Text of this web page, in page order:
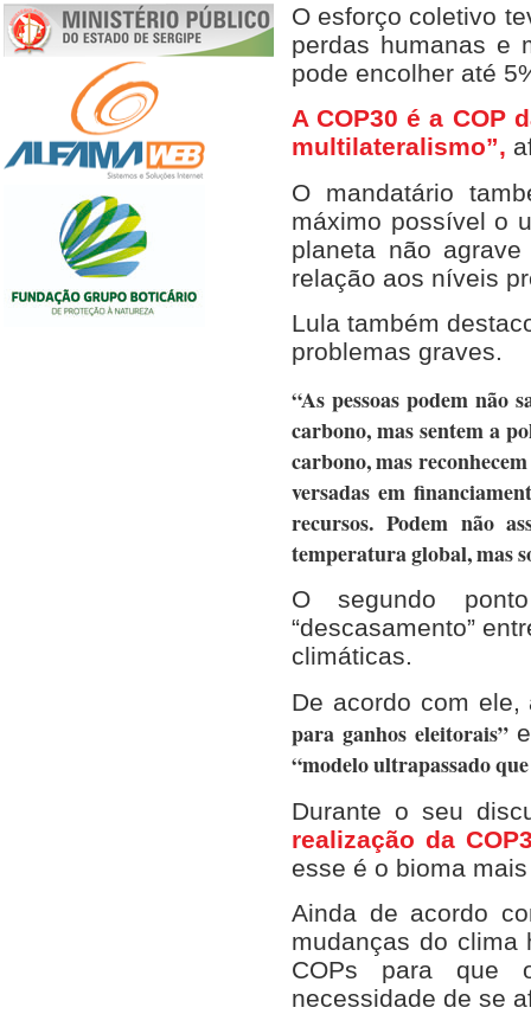
O esforço coletivo
perdas humanas e
pode encolher até
A COP30 é a COP
multilateralismo”,
O mandatário
máximo possível o
planeta não
relação aos níveis
Lula também
problemas graves.
“As pessoas podem não
carbono, mas sentem a
carbono, mas
versadas em
recursos. Podem não
temperatura global, mas
O segundo
“descasamento”
climáticas.
De acordo com ele,
para ganhos eleitorais”
“modelo ultrapassado
Durante o seu
realização da
esse é o bioma
Ainda de acordo
mudanças do clima
COPs para que
necessidade de se